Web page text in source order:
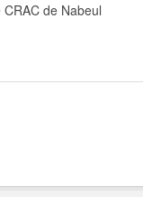
de Nabeul